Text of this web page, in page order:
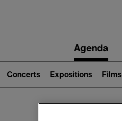
navigationAgenda
Concerts Expositions Films